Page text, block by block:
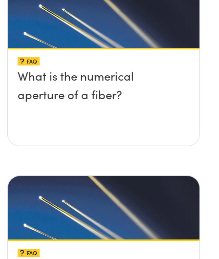
FAQ
What is the numerical
aperture of a fiber?
FAQ